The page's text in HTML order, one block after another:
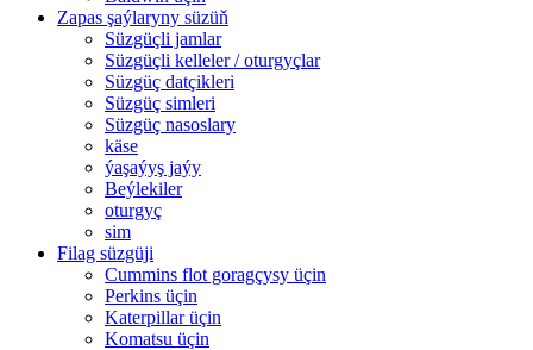
Zapas şaýlaryny süzüň
Süzgüçli jamlar
Süzgüçli kelleler / oturgyçlar
Süzgüç datçikleri
Süzgüç simleri
Süzgüç nasoslary
käse
ýaşaýyş jaýy
Beýlekiler
oturgyç
sim
Filag süzgüji
Cummins flot goragçysy üçin
Perkins üçin
Katerpillar üçin
Komatsu üçin